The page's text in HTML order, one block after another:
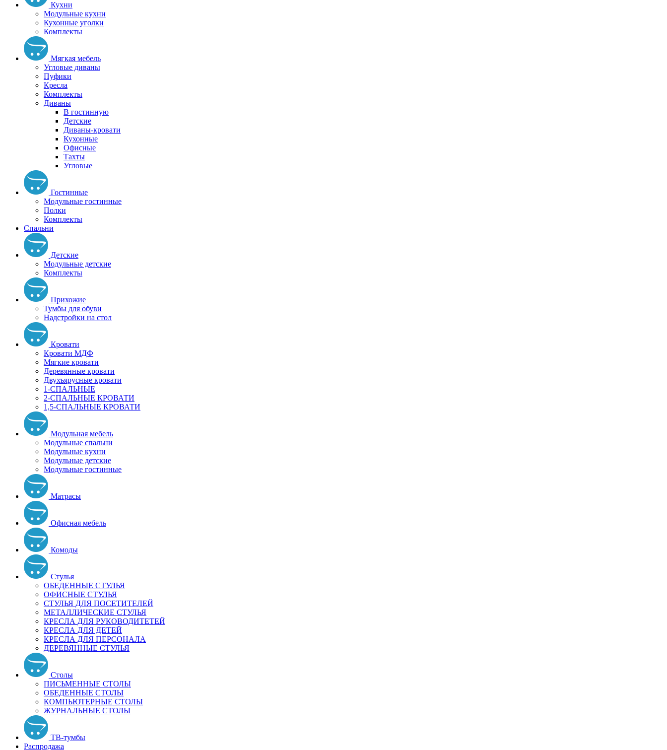
Кухни
Модульные кухни
Кухонные уголки
Комплекты
Мягкая мебель
Угловые диваны
Пуфики
Кресла
Комплекты
Диваны
В гостинную
Детские
Диваны-кровати
Кухонные
Офисные
Тахты
Угловые
Гостинные
Модульные гостинные
Полки
Комплекты
Спальни
Детские
Модульные детские
Комплекты
Прихожие
Тумбы для обуви
Надстройки на стол
Кровати
Кровати МДФ
Мягкие кровати
Деревянные кровати
Двухъярусные кровати
1-СПАЛЬНЫЕ
2-СПАЛЬНЫЕ КРОВАТИ
1,5-СПАЛЬНЫЕ КРОВАТИ
Модульная мебель
Модульные спальни
Модульные кухни
Модульные детские
Модульные гостинные
Матрасы
Офисная мебель
Комоды
Стулья
ОБЕДЕННЫЕ СТУЛЬЯ
ОФИСНЫЕ СТУЛЬЯ
СТУЛЬЯ ДЛЯ ПОСЕТИТЕЛЕЙ
МЕТАЛЛИЧЕСКИЕ СТУЛЬЯ
КРЕСЛА ДЛЯ РУКОВОДИТЕТЕЙ
КРЕСЛА ДЛЯ ДЕТЕЙ
КРЕСЛА ДЛЯ ПЕРСОНАЛА
ДЕРЕВЯННЫЕ СТУЛЬЯ
Столы
ПИСЬМЕННЫЕ СТОЛЫ
ОБЕДЕННЫЕ СТОЛЫ
КОМПЬЮТЕРНЫЕ СТОЛЫ
ЖУРНАЛЬНЫЕ СТОЛЫ
ТВ-тумбы
Распродажа